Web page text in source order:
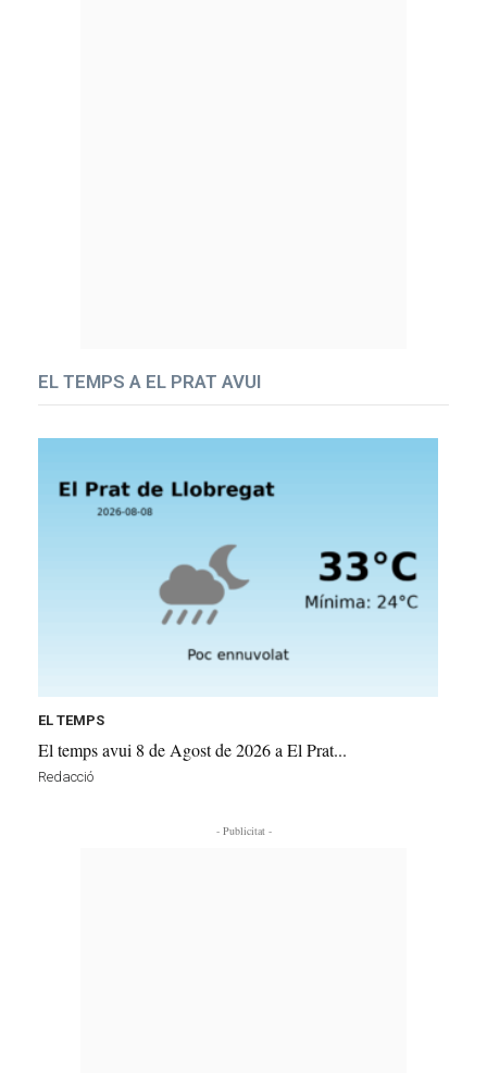
EL TEMPS A EL PRAT AVUI
EL TEMPS
El temps avui 8 de Agost de 2026 a El Prat...
Redacció
- Publicitat -